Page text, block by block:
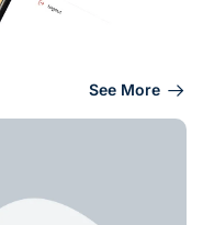
See More